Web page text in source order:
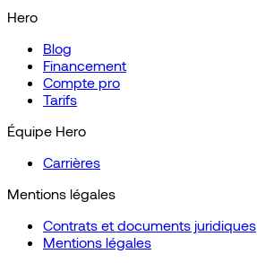
Hero
Blog
Financement
Compte pro
Tarifs
Équipe Hero
Carrières
Mentions légales
Contrats et documents juridiques
Mentions légales